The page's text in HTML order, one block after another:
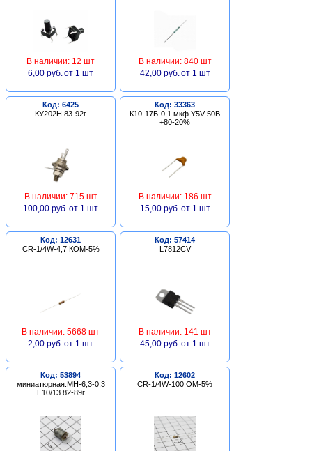
В наличии: 12 шт
6,00 руб. от 1 шт
В наличии: 840 шт
42,00 руб. от 1 шт
Код: 6425
КУ202Н 83-92г
В наличии: 715 шт
100,00 руб. от 1 шт
Код: 33363
К10-17Б-0,1 мкф Y5V 50В
+80-20%
В наличии: 186 шт
15,00 руб. от 1 шт
Код: 12631
CR-1/4W-4,7 КОМ-5%
В наличии: 5668 шт
2,00 руб. от 1 шт
Код: 57414
L7812CV
В наличии: 141 шт
45,00 руб. от 1 шт
Код: 53894
миниатюрная:МН-6,3-0,3
Е10/13 82-89г
Код: 12602
CR-1/4W-100 ОМ-5%